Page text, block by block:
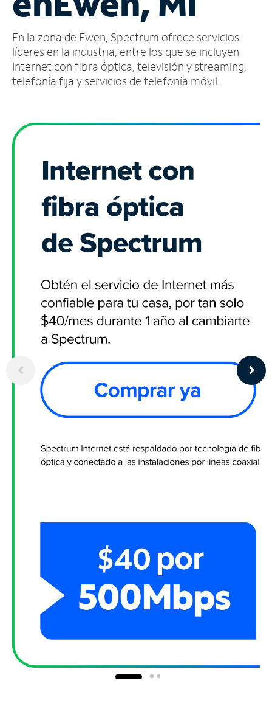
cuenta
Encuentra
una
tienda
En la zona de Ewen, Spectrum ofrece servicios
líderes en la industria, entre los que se incluyen
Internet con fibra óptica, televisión y streaming,
telefonía fija y servicios de telefonía móvil.